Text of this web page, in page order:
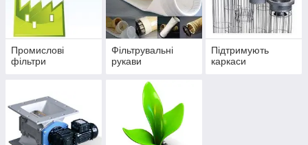
Промислові
фільтри
Фільтрувальні
рукави
Підтримують
каркаси